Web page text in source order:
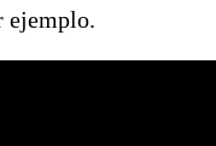
ejemplo.